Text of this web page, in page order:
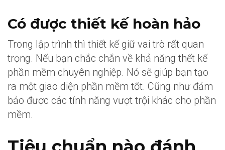
Có được thiết kế hoàn hảo
Trong lập trình thì thiết kế giữ vai trò rất quan
trọng. Nếu bạn chắc chắn về khả năng thết kế
phần mềm chuyên nghiệp. Nó sẽ giúp bạn tạo
ra một giao diện phần mềm tốt. Cũng như đảm
bảo được các tính năng vượt trội khác cho phần
mềm.